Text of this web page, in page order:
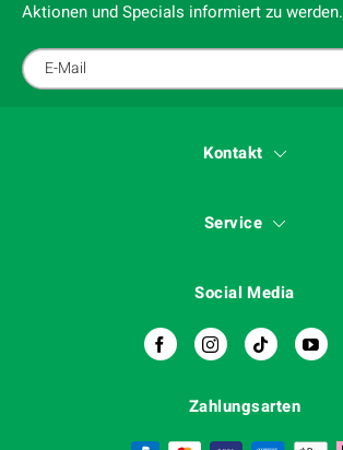
Aktionen und Specials informiert zu werden.
Kontakt
Service
Social Media
Zahlungsarten